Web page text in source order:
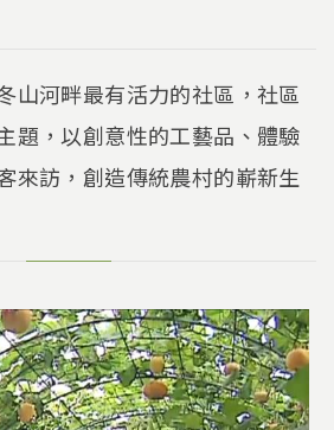
山河畔最有活力的社區，社區
題，以創意性的工藝品、體驗
來訪，創造傳統農村的嶄新生